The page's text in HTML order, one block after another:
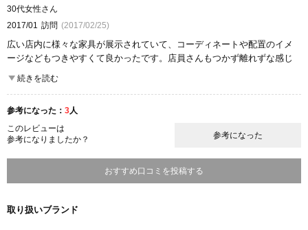
30代女性さん
2017/01 訪問 (2017/02/25)
広い店内に様々な家具が展示されていて、コーディネートや配置のイメ
ージなどもつきやすくて良かったです。店員さんもつかず離れずな感じ
でアットホームに色々と教えてくださって勉強になりました。
インテリア雑貨やキッチングッズなども充実していて買い物も楽しめま
ここが良かった
品揃え
商品の質
続きを読む
参考になった： 3人
このレビューは
参考になりましたか？
参考になった
おすすめ口コミを投稿する
取り扱いブランド